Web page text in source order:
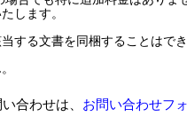
します。
する文書を同梱することはでき
合わせは、 お問い合わせフ